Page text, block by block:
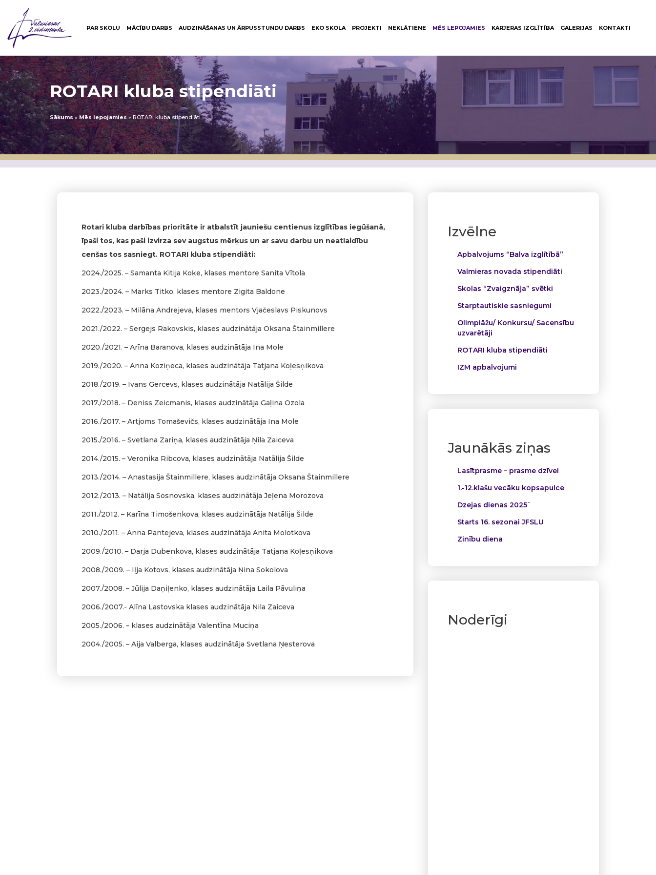
PAR SKOLU MĀCĪBU DARBS AUDZINĀŠANAS UN ĀRPUSSTUNDU DARBS EKO SKOLA PROJEKTI NEKLĀTIENE MĒS LEPOJAMIES KARJERAS IZGLĪTĪBA GALERIJAS KONTAKTI
ROTARI kluba stipendiāti
Sākums»Mēs lepojamies »ROTARI kluba stipendiāti
Izvēlne
Apbalvojums “Balva izglītībā”
Valmieras novada stipendiāti
Skolas “Zvaigznāja” svētki
Starptautiskie sasniegumi
Olimpiāžu/ Konkursu/ Sacensību
uzvarētāji
ROTARI kluba stipendiāti
IZM apbalvojumi
Jaunākās ziņas
Lasītprasme – prasme dzīvei
1.-12.klašu vecāku kopsapulce
Dzejas dienas 2025`
Starts 16. sezonai JFSLU
Zinību diena
Noderīgi
Rotari kluba darbības prioritāte ir atbalstīt jauniešu centienus izglītības iegūšanā,
īpaši tos, kas paši izvirza sev augstus mērķus un ar savu darbu un neatlaidību
cenšas tos sasniegt. ROTARI kluba stipendiāti:
2024./2025. – Samanta Kitija Koķe, klases mentore Sanita Vītola
2023./2024. – Marks Titko, klases mentore Zigita Baldone
2022./2023. – Milāna Andrejeva, klases mentors Vjačeslavs Piskunovs
2021./2022. – Sergejs Rakovskis, klases audzinātāja Oksana Štainmillere
2020./2021. – Arīna Baranova, klases audzinātāja Ina Mole
2019./2020. – Anna Koziņeca, klases audzinātāja Tatjana Koļesņikova
2018./2019. – Ivans Gercevs, klases audzinātāja Natālija Šilde
2017./2018. – Deniss Zeicmanis, klases audzinātāja Gaļina Ozola
2016./2017. – Artjoms Tomaševičs, klases audzinātāja Ina Mole
2015./2016. – Svetlana Zariņa, klases audzinātāja Ņila Zaiceva
2014./2015. – Veronika Ribcova, klases audzinātāja Natālija Šilde
2013./2014. – Anastasija Štainmillere, klases audzinātāja Oksana Štainmillere
2012./2013. – Natālija Sosnovska, klases audzinātāja Jeļena Morozova
2011./2012. – Karīna Timošenkova, klases audzinātāja Natālija Šilde
2010./2011. – Anna Pantejeva, klases audzinātāja Anita Molotkova
2009./2010. – Darja Dubenkova, klases audzinātāja Tatjana Koļesņikova
2008./2009. – Iļja Kotovs, klases audzinātāja Ņina Sokolova
2007./2008. – Jūlija Daņiļenko, klases audzinātāja Laila Pāvuliņa
2006./2007.- Alīna Lastovska klases audzinātāja Ņila Zaiceva
2005./2006. – klases audzinātāja Valentīna Muciņa
2004./2005. – Aija Valberga, klases audzinātāja Svetlana Ņesterova